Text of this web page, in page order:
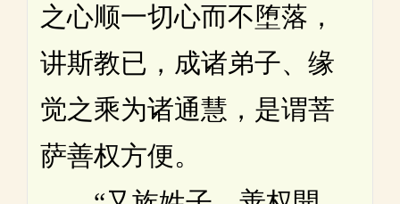
之心顺一切心而不堕落，
讲斯教已，成诸弟子、缘
觉之乘为诸通慧，是谓菩
萨善权方便。